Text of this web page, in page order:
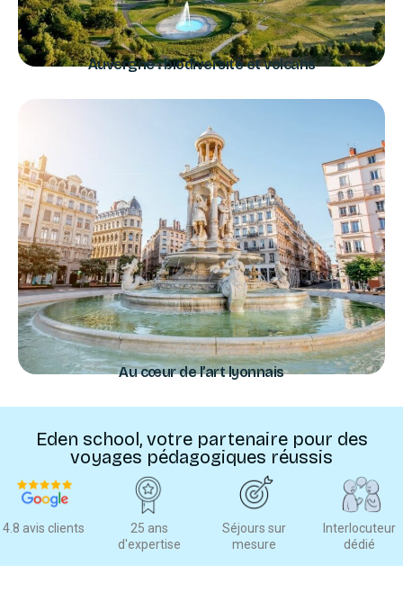
Auvergne : biodiversité et volcans
Au cœur de l’art lyonnais
Eden school, votre partenaire pour des
voyages pédagogiques réussis
4.8 avis clients
25 ans
d'expertise
Séjours sur
mesure
Interlocuteur
dédié